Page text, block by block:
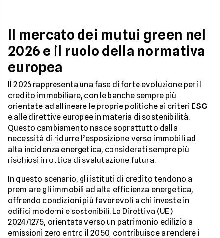
Il mercato dei mutui green nel
2026 e il ruolo della normativa
europea
Il 2026 rappresenta una fase di forte evoluzione per il
credito immobiliare, con le banche sempre più
orientate ad allineare le proprie politiche ai criteri ESG
e alle direttive europee in materia di sostenibilità.
Questo cambiamento nasce soprattutto dalla
necessità di ridurre l’esposizione verso immobili ad
alta incidenza energetica, considerati sempre più
rischiosi in ottica di svalutazione futura.
In questo scenario, gli istituti di credito tendono a
premiare gli immobili ad alta efficienza energetica,
offrendo condizioni più favorevoli a chi investe in
edifici moderni e sostenibili. La Direttiva (UE)
2024/1275, orientata verso un patrimonio edilizio a
emissioni zero entro il 2050, contribuisce a rendere i